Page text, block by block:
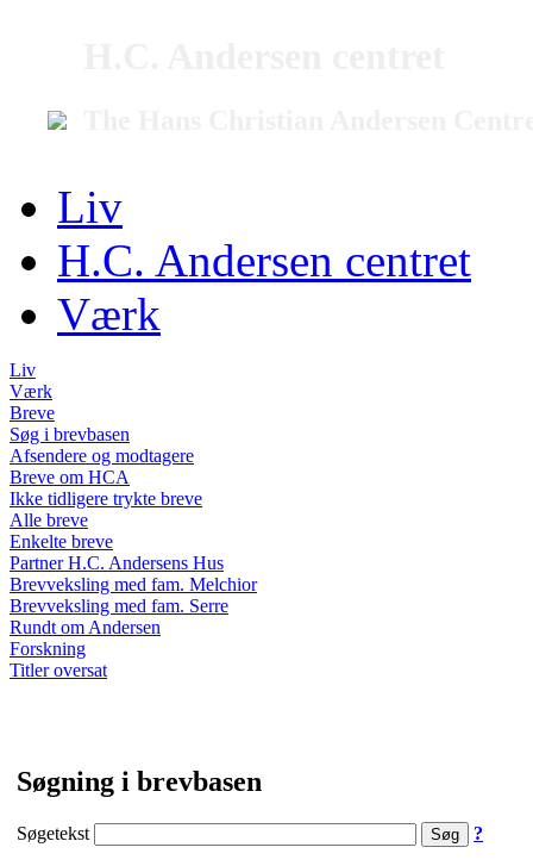
Liv
H.C. Andersen centret
Værk
Liv
Værk
Breve
Søg i brevbasen
Afsendere og modtagere
Breve om HCA
Ikke tidligere trykte breve
Alle breve
Enkelte breve
Partner H.C. Andersens Hus
Brevveksling med fam. Melchior
Brevveksling med fam. Serre
Rundt om Andersen
Forskning
Titler oversat
Søgning i brevbasen
Søgetekst ?